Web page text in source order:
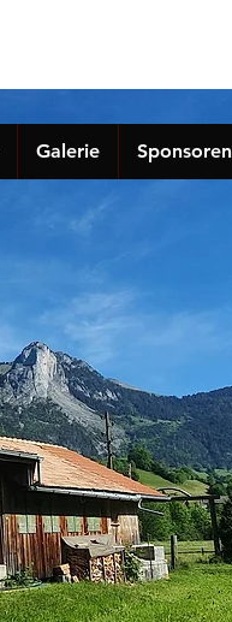
Galerie Sponsoren